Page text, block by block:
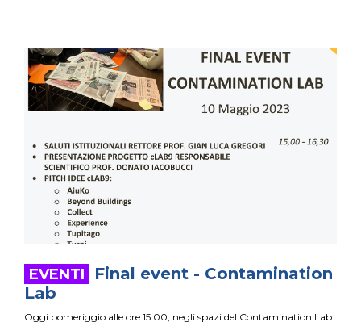
Final event - Contamination
Lab
Oggi pomeriggio alle ore 15:00, negli spazi del Contamination Lab